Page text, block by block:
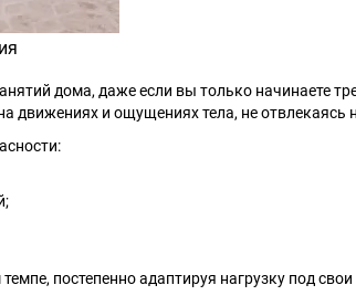
дома, даже если вы только начинаете
движениях и ощущениях тела, не отвлекаясь
постепенно адаптируя нагрузку под